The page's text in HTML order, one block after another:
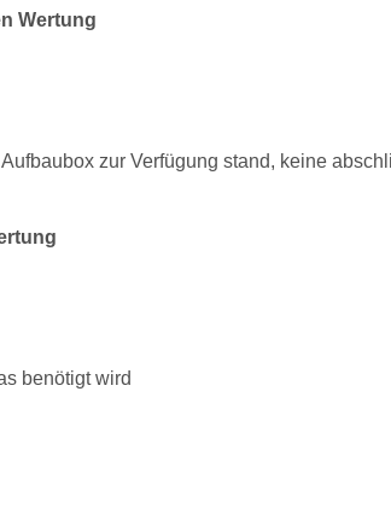
Wertung
zur Verfügung stand, keine
benötigt wird